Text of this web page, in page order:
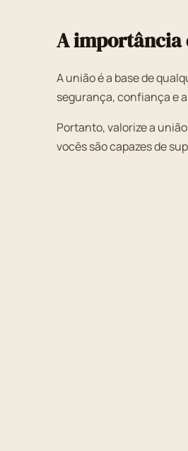
A importância
A união é a base de
segurança, confiança e
Portanto, valorize a
vocês são capazes de